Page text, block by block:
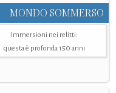
MONDO SOMMERSO
Immersioni nei relitti:
questa è profonda 150 anni